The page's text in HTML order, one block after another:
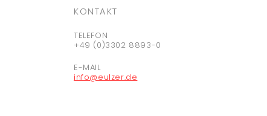
KONTAKT
TELEFON
+49 (0)3302 8893-0
E-MAIL
info@eulzer.de